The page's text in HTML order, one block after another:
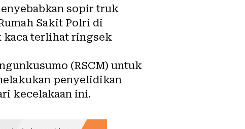
sopir truk
Sakit Polri di
kaca terlihat ringsek
(RSCM) untuk
penyelidikan
kecelakaan ini.